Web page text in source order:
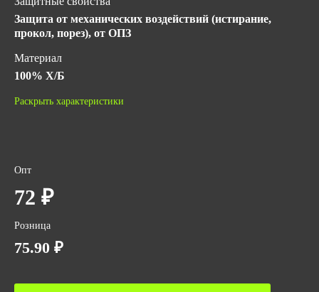
Защита от механических воздействий (истирание,
прокол, порез), от ОПЗ
Материал
100% Х/Б
Длина, мм
ТР ТС 019/2011
Количество в упаковке
Вес за ед,кг
Объем за ед,м3
Раскрыть характеристики
Опт
72 ₽
Розница
75.90 ₽